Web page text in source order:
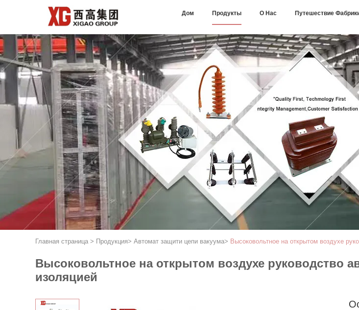
Дом Продукты О Нас Путешествие
Главная страница > Продукция> Автомат защити цепи вакуума> Высоковольтное на открытом воздухе
Высоковольтное на открытом воздухе руководство
изоляцией